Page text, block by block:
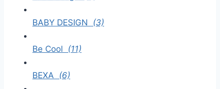
BABY DESIGN (3)
Be Cool (11)
BEXA (6)